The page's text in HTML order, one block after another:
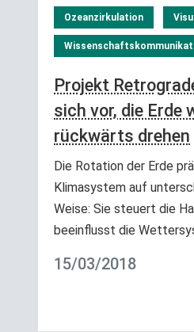
Ozeanzirkulation
Projekt
sich vor, die Erde
rückwärts drehen
Die Rotation der Erde
Klimasystem auf
Weise: Sie steuert die
beeinflusst die
15/03/2018